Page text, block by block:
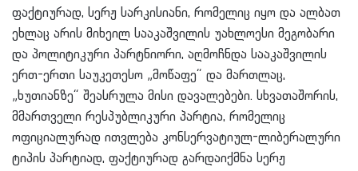
ფაქტიურად, სერჟ სარკისიანი, რომელიც იყო და ალბათ
ეხლაც არის მიხეილ სააკაშვილის უახლოესი მეგობარი
და პოლიტიკური პარტნიორი, აღმოჩნდა სააკაშვილის
ერთ-ერთი საუკეთესო „მოწაფე“ და მართლაც,
„ხუთიანზე“ შეასრულა მისი დავალებები. სხვათაშორის,
მმართველი რესპუბლიკური პარტია, რომელიც
ოფიციალურად ითვლება კონსერვატიულ-ლიბერალური
ტიპის პარტიად, ფაქტიურად გარდაიქმნა სერჟ